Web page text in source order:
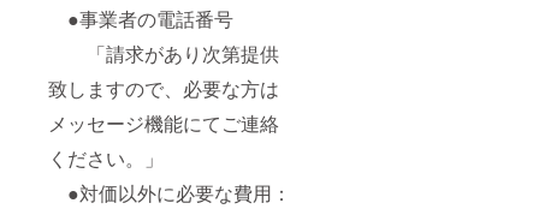
●事業者の電話番号
「請求があり次第提供
致しますので、必要な方は
メッセージ機能にてご連絡
ください。」
●対価以外に必要な費用：